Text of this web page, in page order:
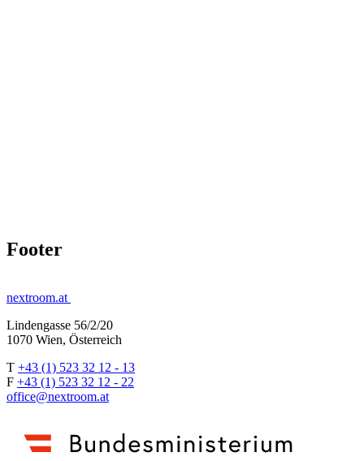
Footer
nextroom.at
Lindengasse 56/2/20
1070 Wien, Österreich
T +43 (1) 523 32 12 - 13
F +43 (1) 523 32 12 - 22
office@nextroom.at